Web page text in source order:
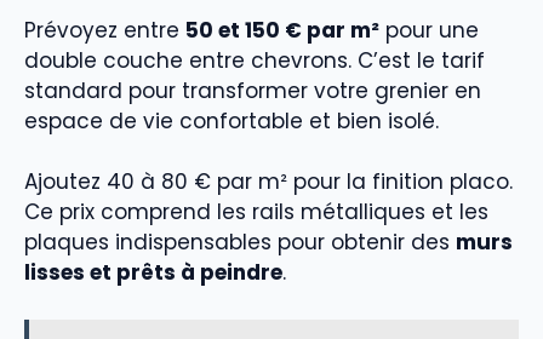
Prévoyez entre 50 et 150 € par m² pour une
double couche entre chevrons. C’est le tarif
standard pour transformer votre grenier en
espace de vie confortable et bien isolé.
Ajoutez 40 à 80 € par m² pour la finition placo.
Ce prix comprend les rails métalliques et les
plaques indispensables pour obtenir des murs
lisses et prêts à peindre.